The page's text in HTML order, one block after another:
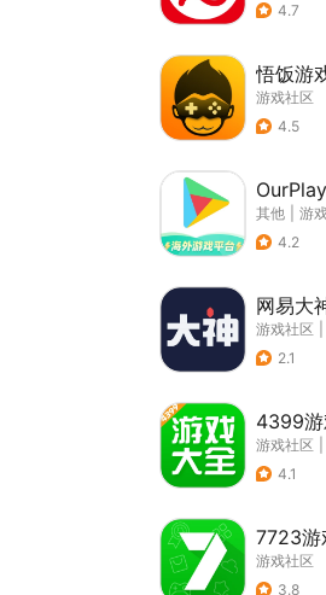
4.7
悟饭游
游戏社区
4.5
OurPlay
其他
游
4.2
网易大
游戏社区
2.1
4399游
游戏社区
4.1
7723游
游戏社区
3.8